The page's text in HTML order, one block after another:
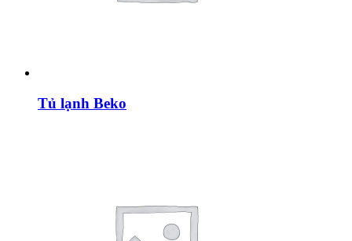
Tủ lạnh Beko